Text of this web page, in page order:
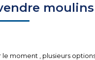
moulins
moment , plusieurs